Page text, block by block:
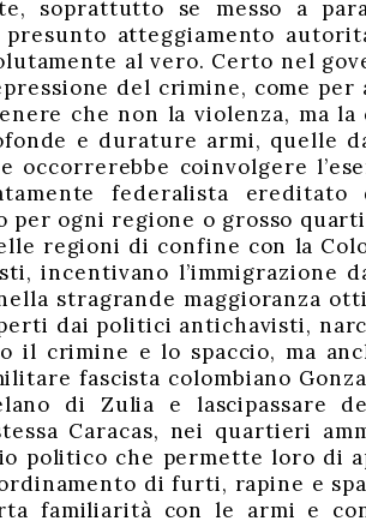
soprattutto se messo a
atteggiamento
al vero. Certo nel
del crimine, come
che non la violenza, ma
e durature armi, quelle
coinvolgere
federalista ereditato
per ogni regione o grosso
regioni di confine con la
incentivano l’immigrazione
stragrande maggioranza
dai politici antichavisti,
crimine e lo spaccio, ma
fascista colombiano
di Zulia e lascipassare
Caracas, nei quartieri
politico che permette loro di
di furti, rapine e
familiarità con le armi e